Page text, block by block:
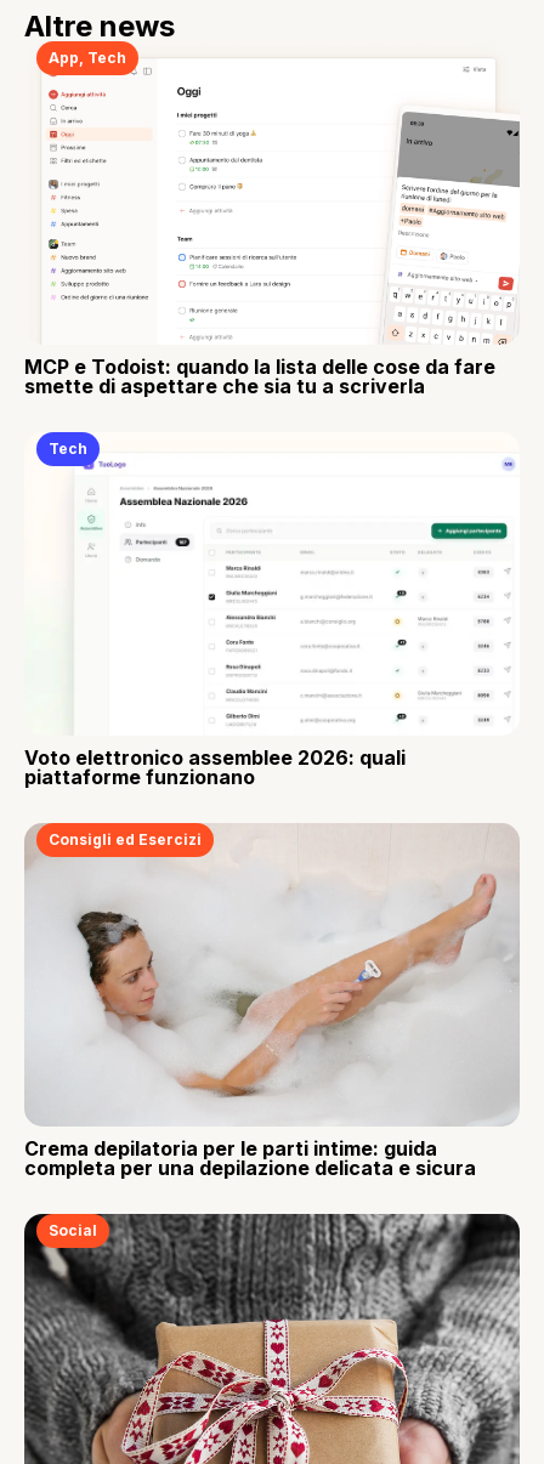
Altre news
App Tech
MCP e Todoist: quando la lista delle cose da fare
smette di aspettare che sia tu a scriverla
Tech
Voto elettronico assemblee 2026: quali
piattaforme funzionano
Consigli ed Esercizi
Crema depilatoria per le parti intime: guida
completa per una depilazione delicata e sicura
Social